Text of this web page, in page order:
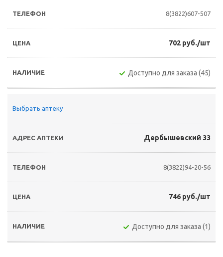
8(3822)607-507
702 руб./шт
Доступно для заказа (45)
Выбрать аптеку
Дербышевский 33
8(3822)94-20-56
746 руб./шт
Доступно для заказа (1)